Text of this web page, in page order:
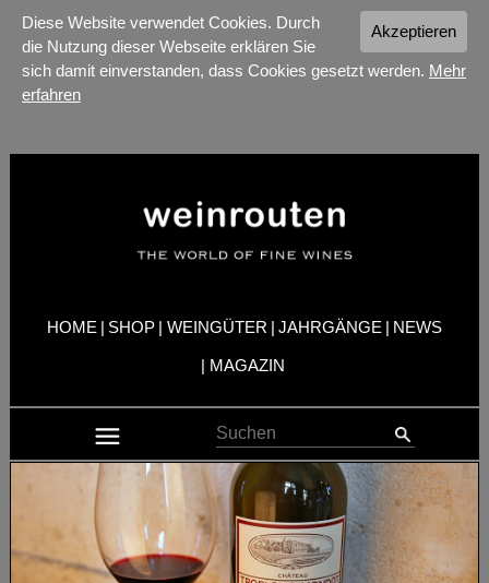
Akzeptieren
Diese Website verwendet Cookies. Durch
die Nutzung dieser Webseite erklären Sie
sich damit einverstanden, dass Cookies gesetzt werden. Mehr
erfahren
HOME | SHOP | WEINGÜTER | JAHRGÄNGE | NEWS
| MAGAZIN